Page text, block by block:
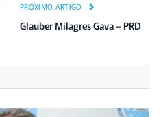
PRÓXIMO ARTIGO
Glauber Milagres Gava – PRD